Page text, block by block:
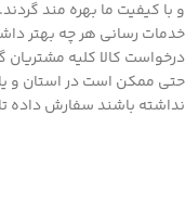
خدمات رسانی هر چه بهتر
درخواست کالا کلیه مشتریان
حتی ممکن است در استان و
نداشته باشند سفارش داده